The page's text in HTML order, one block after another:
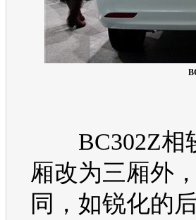
BC302Z相
厢改为三厢外
同，如锐化的